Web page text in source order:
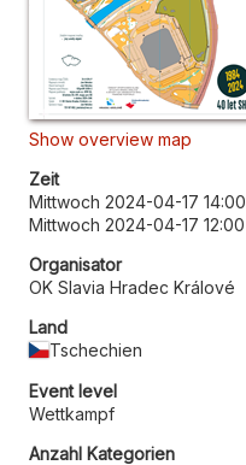
Show overview map
Zeit
Mittwoch 2024-04-17 14:00
Mittwoch 2024-04-17 12:00
Organisator
OK Slavia Hradec Králové
Land
Tschechien
Event level
Wettkampf
Anzahl Kategorien